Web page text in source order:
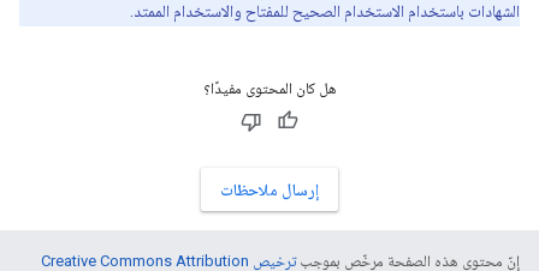
الشهادات باستخدام الاستخدام الصحيح للمفتاح والاستخدام الممتد.
هل كان المحتوى مفيدًا؟
إرسال ملاحظات
إنّ محتوى هذه الصفحة مرخّص بموجب
ترخيص Creative Commons Attribution